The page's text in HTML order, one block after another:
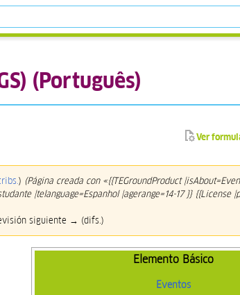
(Português)
Ver
) (Página creada con «{{TEGroundProduct
|telanguage=Espanhol |agerange=14-17 }} {{License
siguiente → (difs.)
Elemento Básico
Eventos